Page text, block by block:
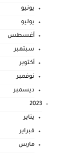
يونيو
يوليو
أغسطس
سبتمبر
أكتوبر
نوفمبر
ديسمبر
2023
يناير
فبراير
مارس